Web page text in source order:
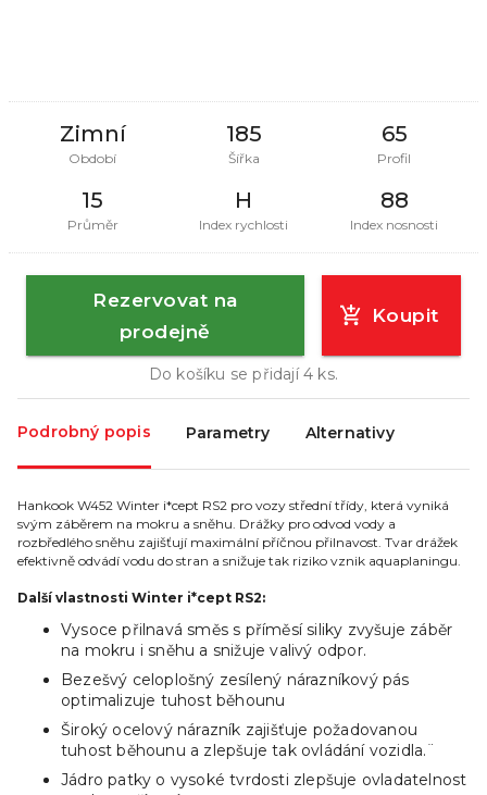
Zimní
Období
185
Šířka
65
Profil
15
Průměr
H
Index rychlosti
88
Index nosnosti
Rezervovat na
prodejně
Koupit
Do košíku se přidají4 ks.
Podrobný popis Parametry Alternativy
Hankook W452 Winter i*cept RS2 pro vozy střední třídy, která vyniká
svým záběrem na mokru a sněhu. Drážky pro odvod vody a
rozbředlého sněhu zajišťují maximální příčnou přilnavost. Tvar drážek
efektivně odvádí vodu do stran a snižuje tak riziko vznik aquaplaningu.
Další vlastnosti Winter i*cept RS2:
Vysoce přilnavá směs s příměsí siliky zvyšuje záběr
na mokru i sněhu a snižuje valivý odpor.
Bezešvý celoplošný zesílený nárazníkový pás
optimalizuje tuhost běhounu
Široký ocelový nárazník zajišťuje požadovanou
tuhost běhounu a zlepšuje tak ovládání vozidla.¨
Jádro patky o vysoké tvrdosti zlepšuje ovladatelnost